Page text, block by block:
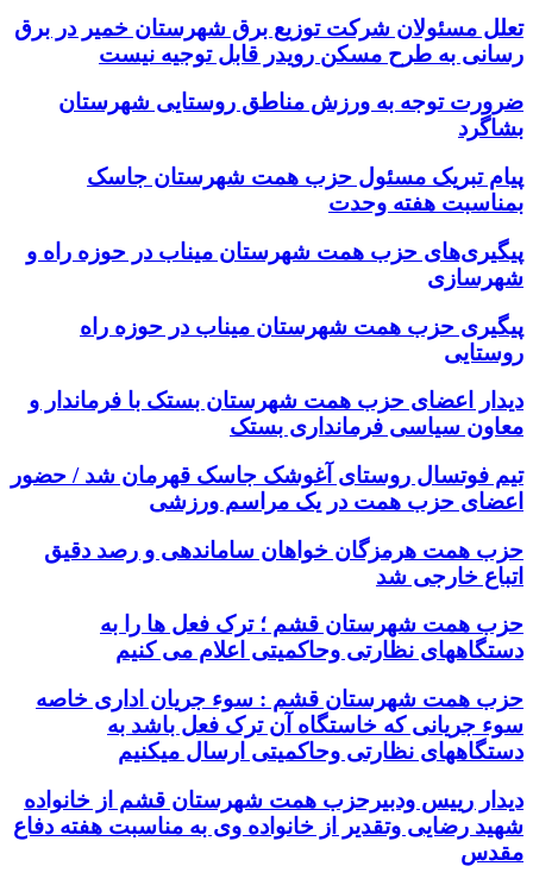
تعلل مسئولان شرکت توزیع برق شهرستان خمیر در برق
رسانی به طرح مسکن رویدر قابل توجیه نیست
ضرورت توجه به ورزش مناطق روستایی شهرستان
بشاگرد
پیام تبریک مسئول حزب همت شهرستان جاسک
بمناسبت هفته وحدت
پیگیری‌های حزب همت شهرستان میناب در حوزه راه و
شهرسازی
پیگیری حزب همت شهرستان میناب در حوزه راه
روستایی
دیدار اعضای حزب همت شهرستان بستک با فرماندار و
معاون سیاسی فرمانداری بستک
تیم فوتسال روستای آغوشک جاسک قهرمان شد / حضور
اعضای حزب همت در یک مراسم ورزشی
حزب همت هرمزگان خواهان ساماندهی و رصد دقیق
اتباع خارجی شد
حزب همت شهرستان قشم ؛ ترک فعل ها را به
دستگاههای نظارتی وحاکمیتی اعلام می کنیم
حزب همت شهرستان قشم : سوء جریان اداری خاصه
سوء جریانی که خاستگاه آن ترک فعل باشد به
دستگاههای نظارتی وحاکمیتی ارسال میکنیم
دیدار رییس ودبیرحزب همت شهرستان قشم از خانواده
شهید رضایی وتقدیر از خانواده وی به مناسبت هفته دفاع
مقدس